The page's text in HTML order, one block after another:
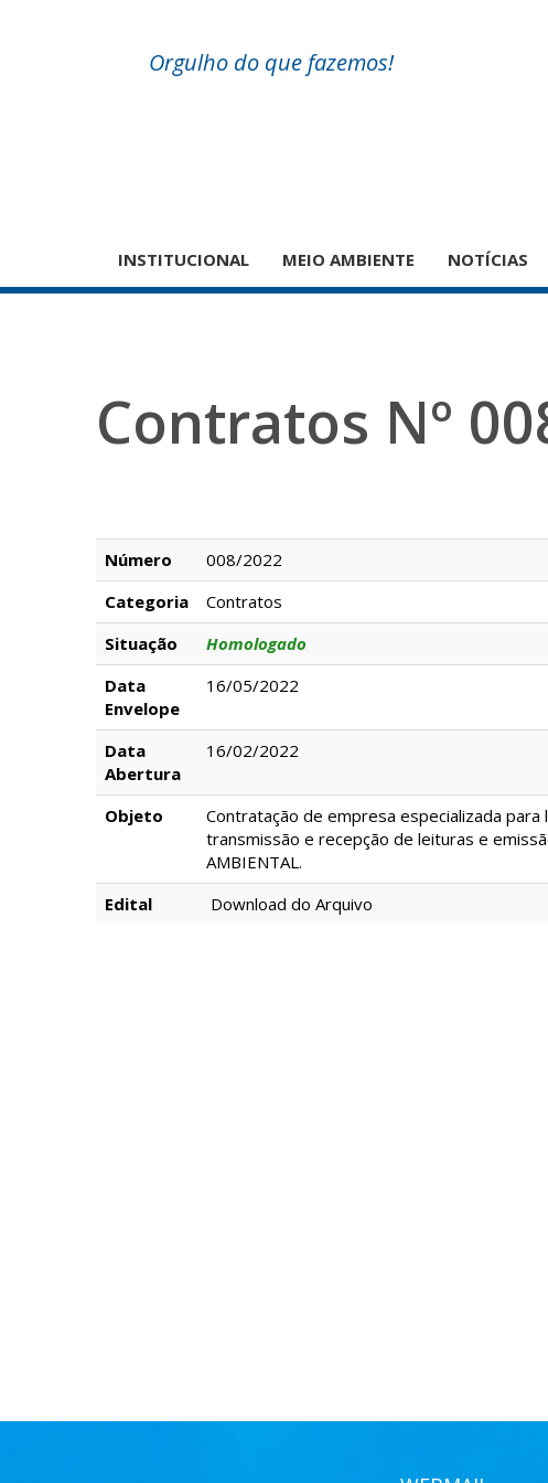
Orgulho do que fazemos!
INSTITUCIONAL MEIO AMBIENTE NOTÍCIAS
Contratos Nº
Número
008/2022
Categoria
Contratos
Situação
Homologado
Data
Envelope
16/05/2022
Data
Abertura
16/02/2022
Objeto
Contratação de empresa especializada
transmissão e recepção de leituras e
AMBIENTAL.
Edital
Download do Arquivo